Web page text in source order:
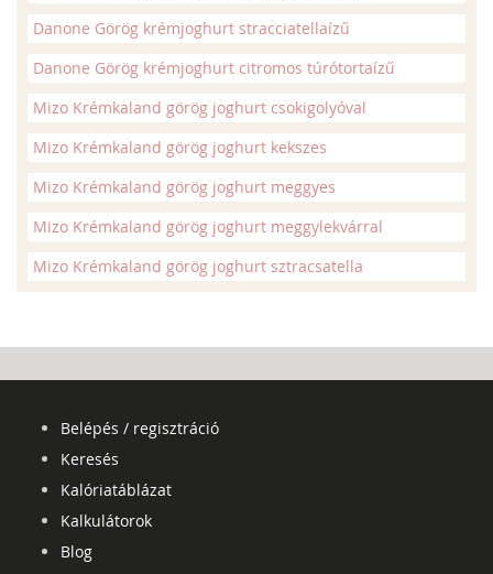
Danone Görög krémjoghurt stracciatellaízű
Danone Görög krémjoghurt citromos túrótortaízű
Mizo Krémkaland görög joghurt csokigolyóval
Mizo Krémkaland görög joghurt kekszes
Mizo Krémkaland görög joghurt meggyes
Mizo Krémkaland görög joghurt meggylekvárral
Mizo Krémkaland görög joghurt sztracsatella
Belépés / regisztráció
Keresés
Kalóriatáblázat
Kalkulátorok
Blog